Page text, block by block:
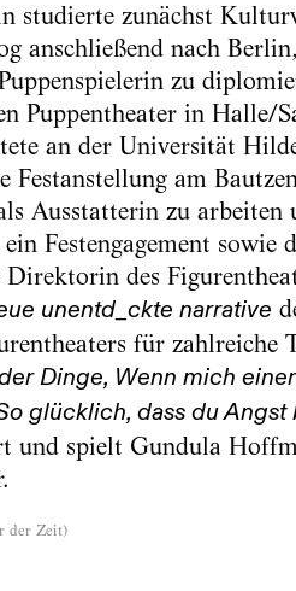
studierte zunächst
anschließend nach
zu
Puppentheater in Halle/
an der Universität
Festanstellung am
Ausstatterin zu arbeiten
Festengagement sowie
des
unentd_ckte narrative
für zahlreiche
Dinge, Wenn mich
glücklich, dass du Angst
und spielt Gundula
der Zeit)